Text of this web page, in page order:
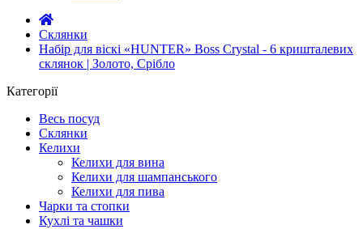
Склянки
Набір для віскі «HUNTER» Boss Crystal - 6 кришталевих
склянок | Золото, Срібло
Категорії
Весь посуд
Склянки
Келихи
Келихи для вина
Келихи для шампанського
Келихи для пива
Чарки та стопки
Кухлі та чашки